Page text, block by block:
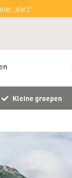
alert!
Kleine groepen